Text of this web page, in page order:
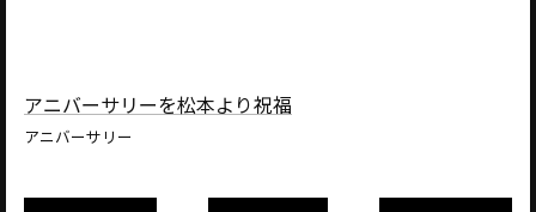
アニバーサリーを松本より祝福
アニバーサリー